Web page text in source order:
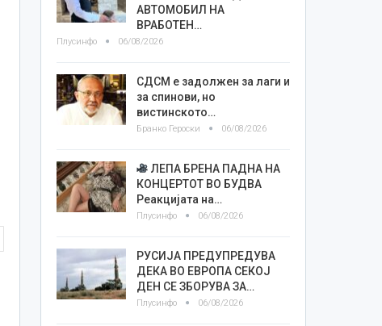
АВТОМОБИЛ НА
ВРАБОТЕН…
Плусинфо 06/08/2026
СДСМ е задолжен за лаги и
за спинови, но
вистинското…
Бранко Героски 06/08/2026
ЛЕПА БРЕНА ПАДНА НА
КОНЦЕРТОТ ВО БУДВА
Реакцијата на…
Плусинфо 06/08/2026
РУСИЈА ПРЕДУПРЕДУВА
ДЕКА ВО ЕВРОПА СЕКОЈ
ДЕН СЕ ЗБОРУВА ЗА…
Плусинфо 06/08/2026